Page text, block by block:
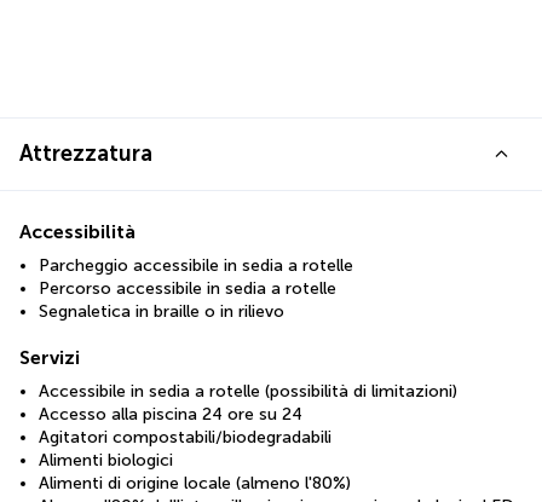
Attrezzatura
Accessibilità
Parcheggio accessibile in sedia a rotelle
Percorso accessibile in sedia a rotelle
Segnaletica in braille o in rilievo
Servizi
Accessibile in sedia a rotelle (possibilità di limitazioni)
Accesso alla piscina 24 ore su 24
Agitatori compostabili/biodegradabili
Alimenti biologici
Alimenti di origine locale (almeno l'80%)